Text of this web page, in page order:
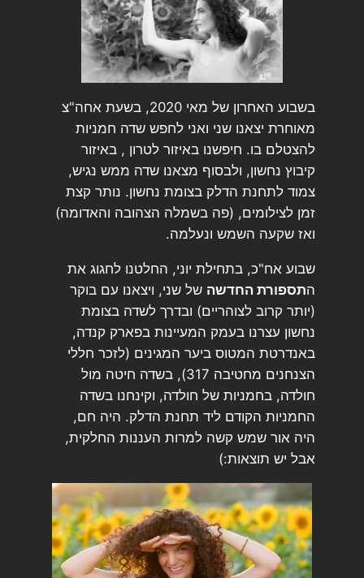
בשבוע האחרון של מאי 2020, בשעת אחה"צ
מאוחרת יצאנו שני ואני לחפש שדה חמניות
להצטלם בו. חיפשנו באיזור לטרון , באיזור
קיבוץ נחשון, ולבסוף מצאנו שדה ממש נגיש,
צמוד לתחנת הדלק בצומת נחשון. נותר קצת
זמן לצילומים, (פה בשמלה הצהובה והאדומה)
ואז שקעה השמש ונעלמה.
שבוע אח"כ, בתחילת יוני, החלטנו לחגוג את
התספורת החדשה של שני, ויצאנו עם בוקר
(יותר קרוב לצוהריים) ובדרך לשדה בצומת
נחשון עצרנו בעמק המעיינות בפארק קנדה,
באנדרטת המטוס ביער המגינים (לזכר חללי
הצנחנים מחטיבה 317), בשדה חיטה מול
חולדה, בחמניות של חולדה, וקינחנו בשדה
החמניות הקודם ליד תחנת הדלק. היה חם,
היה אור שמש קשה למרות העננות החלקית,
אבל יש תוצאות:)